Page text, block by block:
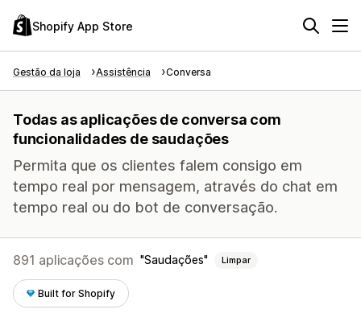
Shopify App Store
Gestão da loja Assistência Conversa
Todas as aplicações de conversa com
funcionalidades de saudações
Permita que os clientes falem consigo em
tempo real por mensagem, através do chat em
tempo real ou do bot de conversação.
891 aplicações com Saudações Limpar
Built for Shopify